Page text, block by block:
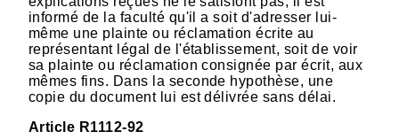
informé de la faculté qu'il a soit d'adresser lui-
même une plainte ou réclamation écrite au
représentant légal de l'établissement, soit de voir
sa plainte ou réclamation consignée par écrit, aux
mêmes fins. Dans la seconde hypothèse, une
copie du document lui est délivrée sans délai.
Article R1112-92